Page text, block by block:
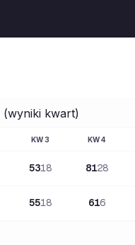
(wyniki kwart)
KW3 KW4
5318 8128
5518 616